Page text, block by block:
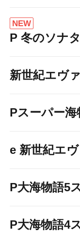
NEW
P 冬のソナ
新世紀エヴ
Pスーパー
e 新世紀エ
P大海物語5
P大海物語4